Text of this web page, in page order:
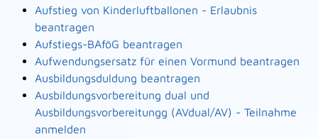
Aufstieg von Kinderluftballonen - Erlaubnis
beantragen
Aufstiegs-BAföG beantragen
Aufwendungsersatz für einen Vormund beantragen
Ausbildungsduldung beantragen
Ausbildungsvorbereitung dual und
Ausbildungsvorbereitungg (AVdual/AV) - Teilnahme
anmelden